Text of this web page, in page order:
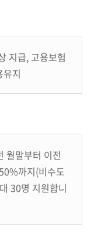
지급, 고용보험
지
월말부터 이전
까지(비수도
30명 지원합니